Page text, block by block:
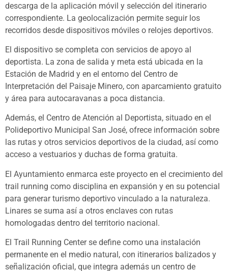
descarga de la aplicación móvil y selección del itinerario
correspondiente. La geolocalización permite seguir los
recorridos desde dispositivos móviles o relojes deportivos.
El dispositivo se completa con servicios de apoyo al
deportista. La zona de salida y meta está ubicada en la
Estación de Madrid y en el entorno del Centro de
Interpretación del Paisaje Minero, con aparcamiento gratuito
y área para autocaravanas a poca distancia.
Además, el Centro de Atención al Deportista, situado en el
Polideportivo Municipal San José, ofrece información sobre
las rutas y otros servicios deportivos de la ciudad, así como
acceso a vestuarios y duchas de forma gratuita.
El Ayuntamiento enmarca este proyecto en el crecimiento del
trail running como disciplina en expansión y en su potencial
para generar turismo deportivo vinculado a la naturaleza.
Linares se suma así a otros enclaves con rutas
homologadas dentro del territorio nacional.
El Trail Running Center se define como una instalación
permanente en el medio natural, con itinerarios balizados y
señalización oficial, que integra además un centro de